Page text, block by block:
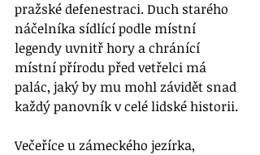
pražské defenestraci. Duch starého
náčelníka sídlící podle místní
legendy uvnitř hory a chránící
místní přírodu před vetřelci má
palác, jaký by mu mohl závidět snad
každý panovník v celé lidské historii.
Večeříce u zámeckého jezírka,